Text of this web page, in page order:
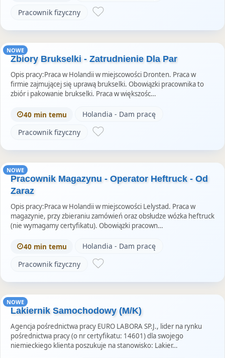
Pracownik fizyczny
NOWE
Zbiory Brukselki - Zatrudnienie Dla Par
Opis pracy:Praca w Holandii w miejscowości Dronten. Praca w
firmie zajmującej się uprawą brukselki. Obowiązki pracownika to
zbiór i pakowanie brukselki. Praca w większośc…
40 min temu
Holandia - Dam pracę
Pracownik fizyczny
NOWE
Pracownik Magazynu - Operator Heftruck - Od
Zaraz
Opis pracy:Praca w Holandii w miejscowości Lelystad. Praca w
magazynie, przy zbieraniu zamówień oraz obsłudze wózka heftruck
(nie wymagamy certyfikatu). Obowiązki pracown…
40 min temu
Holandia - Dam pracę
Pracownik fizyczny
NOWE
Lakiernik Samochodowy (M/K)
Agencja pośrednictwa pracy EURO LABORA SP.J., lider na rynku
pośrednictwa pracy (o nr certyfikatu: 14601) dla swojego
niemieckiego klienta poszukuje na stanowisko: Lakier…